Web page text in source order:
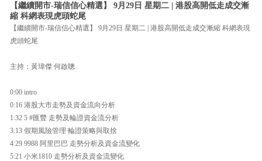
【繼續開市-瑞信信心精選】 9月29日 星期二 | 港股高開低走成交漸
縮 科網表現虎頭蛇尾
【繼續開市-瑞信信心精選】 9月29日 星期二 | 港股高開低走成交漸縮 科網表現
虎頭蛇尾
主持：黃瑋傑 何啟聰
0:00 intro
0:16 港股大市走勢及資金流向分析
1:32 5 #匯豐 走勢及輪證資金流分析
3:13 假期風險管理 輪證策略與取捨
4:29 9988 阿里巴巴 走勢分析及資金流變化
5:21 小米1810 走勢分析及資金流變化